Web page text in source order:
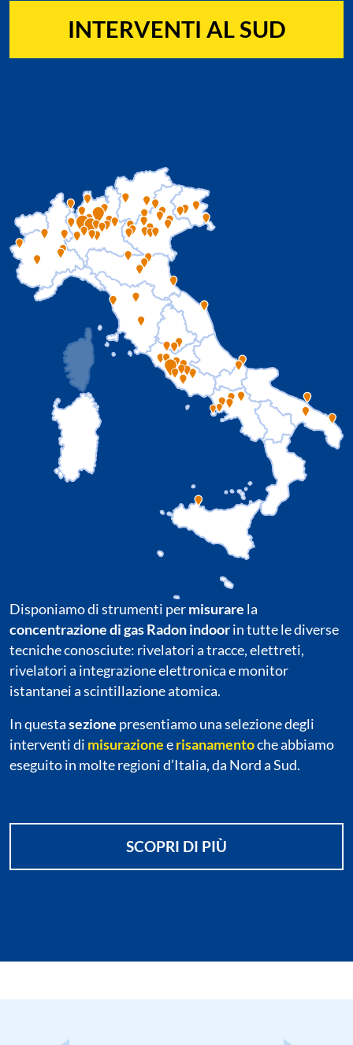
INTERVENTI AL SUD
Disponiamo di strumenti permisurare la
concentrazione di gas Radon indoorin tutte le diverse
tecniche conosciute: rivelatori a tracce, elettreti,
rivelatori a integrazione elettronica e monitor
istantanei a scintillazione atomica.
In questasezione presentiamo una selezione degli
interventi di misurazioneerisanamentoche abbiamo
eseguito in molte regioni d’Italia, da Nord a Sud.
SCOPRI DI PIÙ